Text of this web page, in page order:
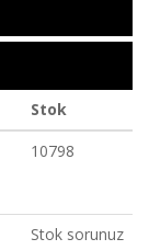
Stok
10798
Stok sorunuz